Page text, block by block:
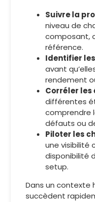
Suivre la
niveau de
composant,
référence.
Identifier
avant
rendement
Corréler
différentes
comprendre
défauts ou
Piloter les
une visibilité
disponibilité
setup.
Dans un contexte
succèdent